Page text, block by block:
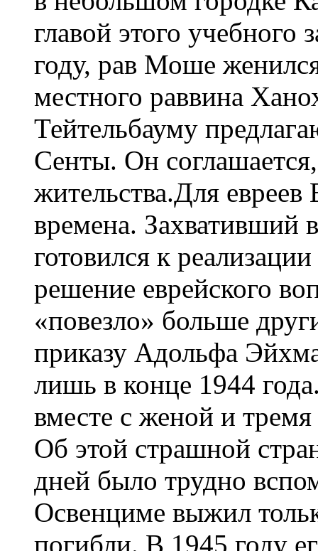
главой этого учебного
году, рав Моше
местного раввина
Тейтельбауму
Сенты. Он
жительства.Для
времена. Захвативший
готовился к
решение еврейского
«повезло» больше
приказу Адольфа
лишь в конце 1944
вместе с женой и
Об этой страшной
дней было трудно
Освенциме выжил
погибли. В 1945 году